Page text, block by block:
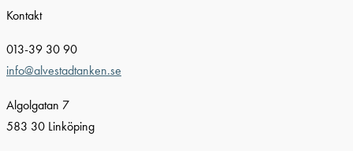
Kontakt
013-39 30 90
info@alvestadtanken.se
Algolgatan 7
583 30 Linköping